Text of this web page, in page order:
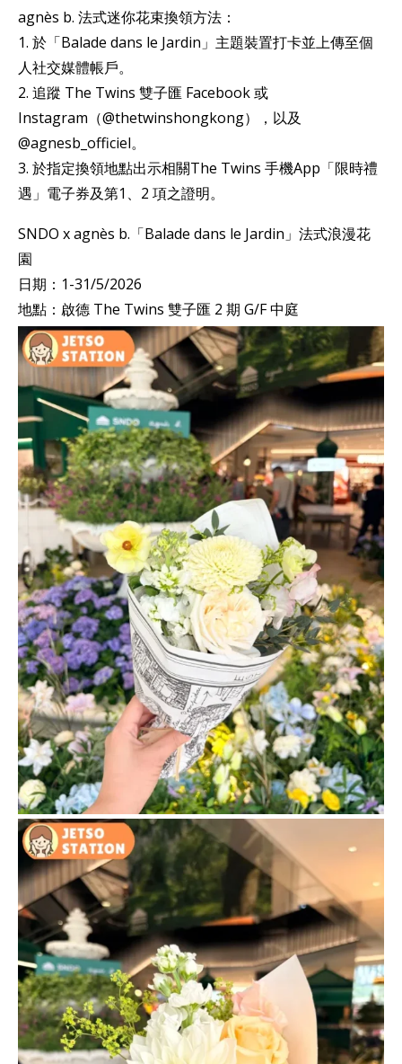
agnès b. 法式迷你花束換領方法：
1. 於「Balade dans le Jardin」主題裝置打卡並上傳至個
人社交媒體帳戶。
2. 追蹤 The Twins 雙子匯 Facebook 或
Instagram（@thetwinshongkong），以及
@agnesb_officiel。
3. 於指定換領地點出示相關The Twins 手機App「限時禮
遇」電子券及第1、2 項之證明。
SNDO x agnès b.「Balade dans le Jardin」法式浪漫花
園
日期：1-31/5/2026
地點：啟德 The Twins 雙子匯 2 期 G/F 中庭